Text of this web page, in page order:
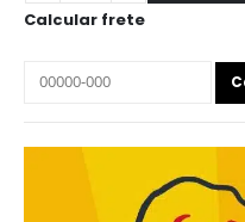
Calcular frete